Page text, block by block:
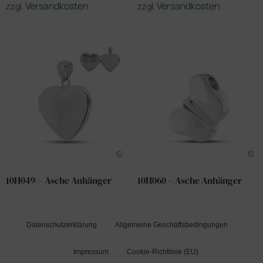
zzgl. Versandkosten zzgl. Versandkosten
10H049 – Asche Anhänger 10H060 – Asche Anhänger
Datenschutzerklärung Allgemeine Geschäftsbedingungen
Impressum Cookie-Richtlinie (EU)